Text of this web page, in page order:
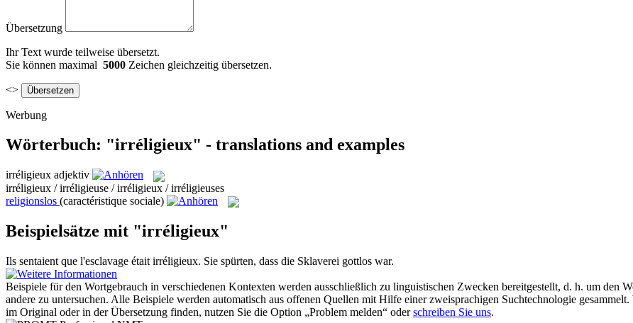
Übersetzung
Ihr Text wurde teilweise übersetzt.
Sie können maximal 5000 Zeichen gleichzeitig übersetzen.
<>
Werbung
Wörterbuch: "irréligieux" - translations and examples
irréligieux adjektiv
irréligieux / irréligieuse / irréligieux / irréligieuses
religionslos (caractéristique sociale)
Beispielsätze mit "irréligieux"
Ils sentaient que l'esclavage était irréligieux. Sie spürten, dass die Sklaverei gottlos war.
Beispiele für den Wortgebrauch in verschiedenen Kontexten werden ausschließlich zu linguistischen Zwecken bereitgestellt, d. h. um den
andere zu untersuchen. Alle Beispiele werden automatisch aus offenen Quellen mit Hilfe einer zweisprachigen Suchtechnologie
im Original oder in der Übersetzung finden, nutzen Sie die Option „Problem melden“ oderschreiben Sie uns.